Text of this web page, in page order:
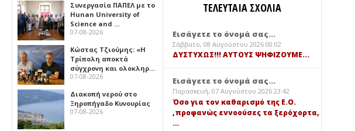
Συνεργασία ΠΑΠΕΛ με το
Hunan University of
Science and …
07-08-2026
Κώστας Τζιούμης: «Η
Τρίπολη αποκτά
σύγχρονη και ολοκληρ…
07-08-2026
Διακοπή νερού στο
Ξηροπήγαδο Κυνουρίας
07-08-2026
ΤΕΛΕΥΤΑΙΑ ΣΧΟΛΙΑ
Εισάγετε το όνομά σας...
Σάββατο, 08 Αυγούστου 2026 00:02
ΔΥΣΤΥΧΩΣ!!! ΑΥΤΟΥΣ ΨΗΦΙΖΟΥΜΕ...
Εισάγετε το όνομά σας...
Παρασκευή, 07 Αυγούστου 2026 23:42
Όσο για τον καθαρισμό της Ε.Ο.
,προφανώς εννοούσες τα ξερόχορτα,
…